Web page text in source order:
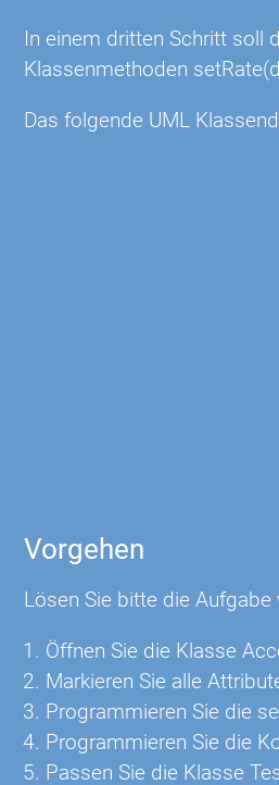
In einem dritten Schritt soll
Klassenmethoden
Das folgende UML
Vorgehen
Lösen Sie bitte die Aufgabe
Öffnen Sie die Klasse
Markieren Sie alle
Programmieren Sie die
Programmieren Sie die
Passen Sie die Klasse